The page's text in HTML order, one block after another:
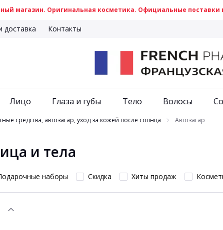
магазин. Оригинальная косметика. Официальные поставки
доставка Контакты
Лицо Глаза и губы Тело Волосы
средства, автозагар, уход за кожей после солнца Автозагар
и тела
наборы Скидка Хиты продаж